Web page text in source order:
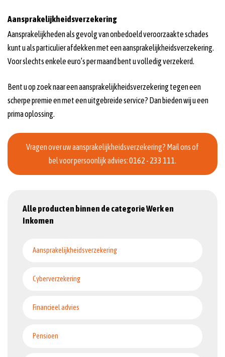
Aansprakelijkheidsverzekering
Aansprakelijkheden als gevolg van onbedoeld veroorzaakte schades
kunt u als particulier afdekken met een aansprakelijkheidsverzekering.
Voor slechts enkele euro’s per maand bent u volledig verzekerd.
Bent u op zoek naar een aansprakelijkheidsverzekering tegen een
scherpe premie en met een uitgebreide service? Dan bieden wij u een
prima oplossing.
Vragen over uw aansprakelijkheidsverzekering? Mail ons of
bel voor persoonlijk advies:0162 - 233 111.
Alle producten binnen de categorie Werk en
Inkomen
Aansprakelijkheidsverzekering
Cyberverzekering
Financieel advies
Pensioen